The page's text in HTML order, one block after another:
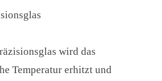
wird das
Temperatur erhitzt und